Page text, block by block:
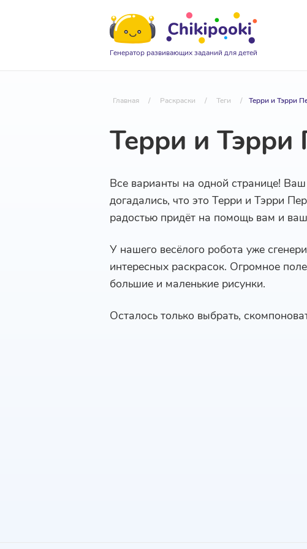
Генератор развивающих заданий для детей
Главная / Раскраски / Теги / Терри и Тэрри
Терри и Тэрри
Все варианты на одной странице!
догадались, что это Терри и Тэрри
радостью придёт на помощь вам и
У нашего весёлого робота уже
интересных раскрасок. Огромное
большие и маленькие рисунки.
Осталось только выбрать,